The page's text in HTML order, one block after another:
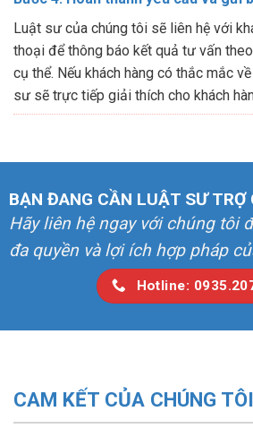
Luật sư của chúng tôi sẽ liên hệ với
thoại để thông báo kết quả tư vấn
cụ thể. Nếu khách hàng có thắc mắc
sư sẽ trực tiếp giải thích cho khách
BẠN ĐANG CẦN LUẬT SƯ TRỢ
Hãy liên hệ ngay với chúng tôi
đa quyền và lợi ích hợp pháp
Hotline:
CAM KẾT CỦA CHÚNG TÔI